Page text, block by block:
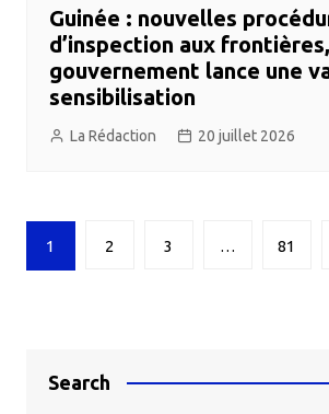
Guinée : nouvelles
d’inspection aux
gouvernement lance une
sensibilisation
La Rédaction 20 juillet 2026
Navigation
des
1 2 3 … 81
Search